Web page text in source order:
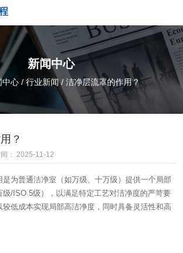
新闻中心
中心 / 行业新闻 / 洁净层流罩的作用？
？
： 2025-11-12
为普通洁净室（如万级、十万级）提供一个局部
级/ISO 5级），以满足特定工艺对洁净度的严苛要
低成本实现局部高洁净度‌，同时具备灵活性和高